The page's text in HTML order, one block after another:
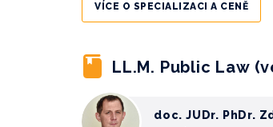
VÍCE O SPECIALIZACI A CENĚ
LL.M. Public Law
doc. JUDr. PhDr.